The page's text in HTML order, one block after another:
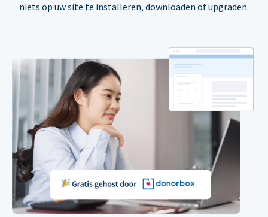
niets op uw site te installeren, downloaden of upgraden.